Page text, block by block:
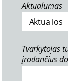
Aktualumas
Tvarkytojas
įrodančius